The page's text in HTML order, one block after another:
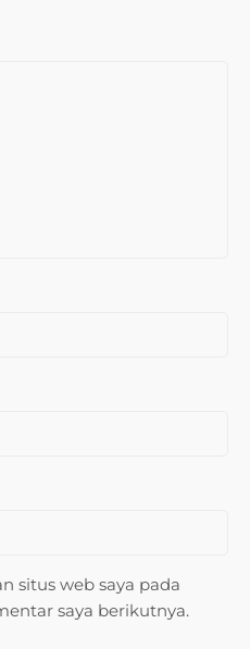
situs web saya pada
saya berikutnya.